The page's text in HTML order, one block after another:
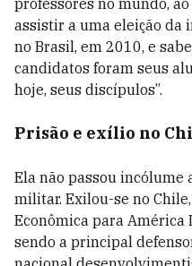
professores no mundo,
assistir a uma eleição da
no Brasil, em 2010, e
candidatos foram seus
hoje, seus discípulos”.
Prisão e exílio no
Ela não passou
militar. Exilou-se no
Econômica para América
sendo a principal